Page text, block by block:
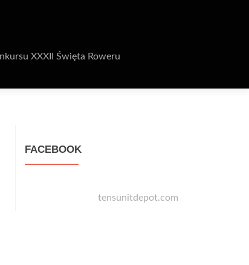
XXXII Święta Roweru
FACEBOOK
tensunitdepot.com